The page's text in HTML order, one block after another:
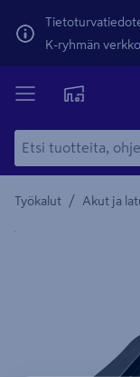
K-ryhmän
Työkalut / Akut ja
Yksityiskohtainen